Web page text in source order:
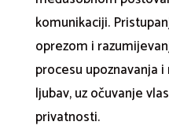
komunikaciji.
oprezom i
procesu upoznavanja
ljubav, uz očuvanje
privatnosti.